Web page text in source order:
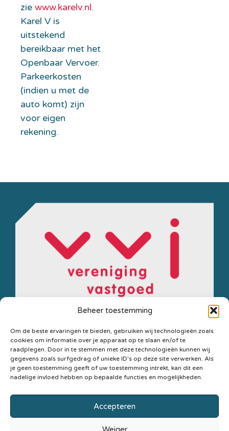
Beheer toestemming
Om de beste ervaringen te bieden, gebruiken wij technologieën zoals
cookies om informatie over je apparaat op te slaan en/of te
raadplegen. Door in te stemmen met deze technologieën kunnen wij
gegevens zoals surfgedrag of unieke ID's op deze site verwerken. Als
je geen toestemming geeft of uw toestemming intrekt, kan dit een
nadelige invloed hebben op bepaalde functies en mogelijkheden.
Accepteren
zie www.karelv.nl.
Karel V is
uitstekend
bereikbaar met het
Openbaar Vervoer.
Parkeerkosten
(indien u met de
auto komt) zijn
voor eigen
rekening.
Secretariaat
VVJ
Postbus
21,
3940
AA
Doorn
0343 –
Privacyverklaring
Statuten
2026 vvj.nl